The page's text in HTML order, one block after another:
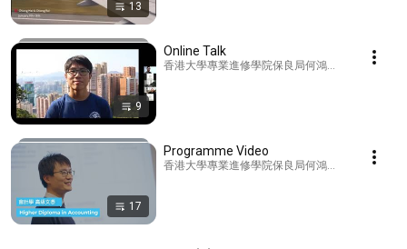
13
9
Online Talk
香港大學專業進修學院保良局何鴻燊社區書院
17
Programme Video
香港大學專業進修學院保良局何鴻燊社區書院